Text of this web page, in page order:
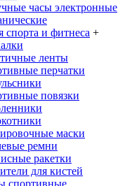
часы электронные
спорта и фитнеса +
ленты
перчатки
повязки
маски
ремни
ракетки
для кистей
спортивные